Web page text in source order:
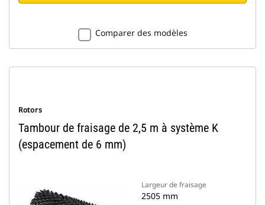
Comparer des modèles
Rotors
Tambour de fraisage de 2,5 m à système K
(espacement de 6 mm)
Largeur de fraisage
2505 mm